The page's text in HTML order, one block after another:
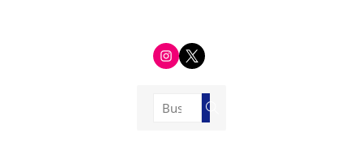
i
n
s
r
t
w
i
Buscar:
Buscar